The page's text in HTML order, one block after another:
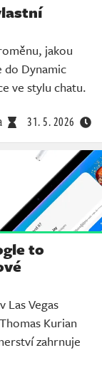
jakou
do Dynamic
ve stylu chatu.
31. 5. 2026
to
Las Vegas
Kurian
zahrnuje